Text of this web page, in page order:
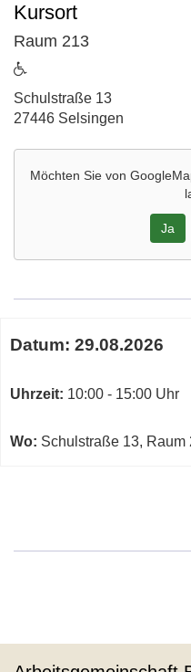
Kursort
Raum 213
Adresse:
Schulstraße 13
27446 Selsingen
Möchten Sie von
Ja
Maps
von
in
Fenster
zum
Kurs
Datum: 29.08.2026
Uhrzeit: 10:00 - 15:00 Uhr
Wo: Schulstraße 13, Raum